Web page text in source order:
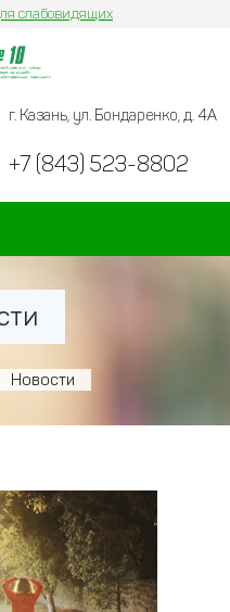
слабовидящих
г. Казань, ул. Бондаренко, д. 4А
+7 (843) 523-8802
Новости